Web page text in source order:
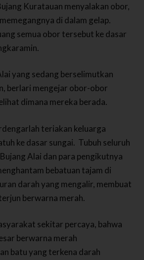
Kuratauan menyalakan obor,
di dalam gelap.
semua obor tersebut ke dasar
yang sedang berselimutkan
berlari mengejar obor-obor
dimana mereka berada.
teriakan keluarga
ke dasar sungai. Tubuh seluruh
Alai dan para pengikutnya
bebatuan tajam di
darah yang mengalir, membuat
berwarna merah.
sekitar percaya, bahwa
berwarna merah
batu yang terkena darah